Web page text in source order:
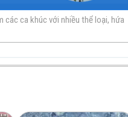
các ca khúc với nhiều thể loại, hứa